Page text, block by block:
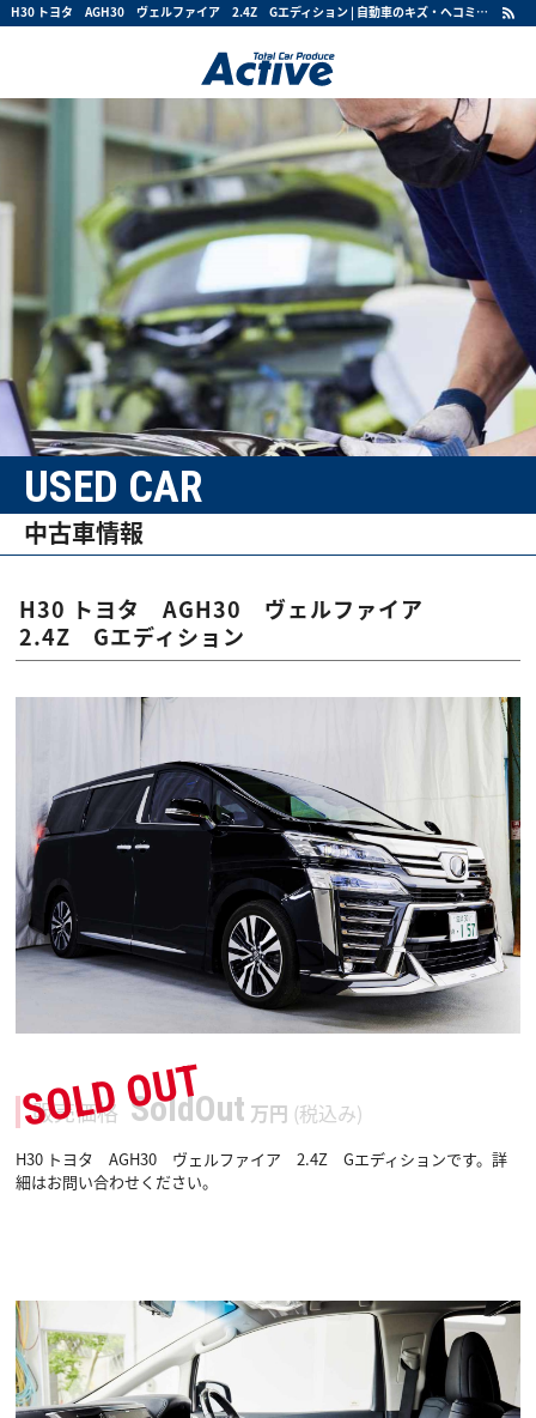
H30 トヨタ AGH30 ヴェルファイア 2.4Z Gエディション | 自動車のキズ・ヘコミ・事故修理・板金塗装・整備・修理・カスタムならActive
中古車情報
USED CAR
H30 トヨタ AGH30 ヴェルファイア
2.4Z Gエディション
SOLD OUT
販売価格 SoldOut 万円 (税込み)
H30 トヨタ AGH30 ヴェルファイア 2.4Z Gエディションです。詳
細はお問い合わせください。